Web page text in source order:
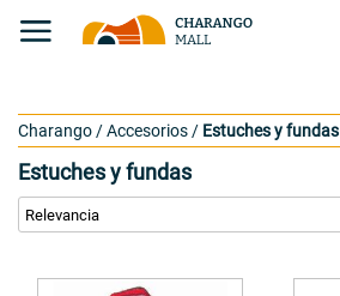
Charango /Accesorios / Estuches y fundas
Estuches y fundas